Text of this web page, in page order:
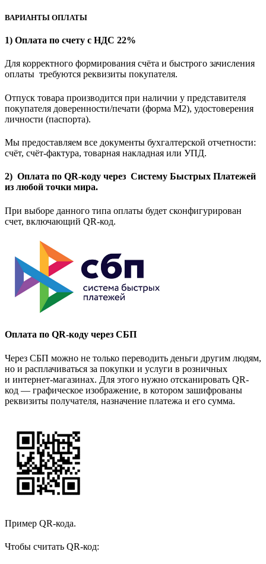
ВАРИАНТЫ ОПЛАТЫ
1) Оплата по счету с НДС 22%
Для корректного формирования счёта и быстрого зачисления
оплаты требуются реквизиты покупателя.
Отпуск товара производится при наличии у представителя
покупателя доверенности/печати (форма M2), удостоверения
личности (паспорта).
Мы предоставляем все документы бухгалтерской отчетности:
счёт, счёт-фактура, товарная накладная или УПД.
2) Оплата по QR-коду через Систему Быстрых Платежей
из любой точки мира.
При выборе данного типа оплаты будет сконфигурирован
счет, включающий QR-код.
Оплата по QR-коду через СБП
Через СБП можно не только переводить деньги другим людям,
но и расплачиваться за покупки и услуги в розничных
и интернет-магазинах. Для этого нужно отсканировать QR-
код — графическое изображение, в котором зашифрованы
реквизиты получателя, назначение платежа и его сумма.
Пример QR-кода.
Чтобы считать QR-код: